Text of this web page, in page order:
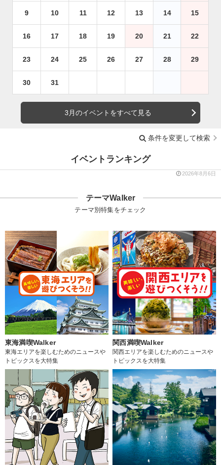
9 10 11 12 13 14 15
16 17 18 19 20 21 22
23 24 25 26 27 28 29
30 31
3月のイベントをすべて見る
条件を変更して検索
イベントランキング
2026年8月6日
テーマWalker
テーマ別特集をチェック
東海満喫Walker
東海エリアを楽しむためのニュースや
トピックスを大特集
関西満喫Walker
関西エリアを楽しむためのニュースや
トピックスを大特集